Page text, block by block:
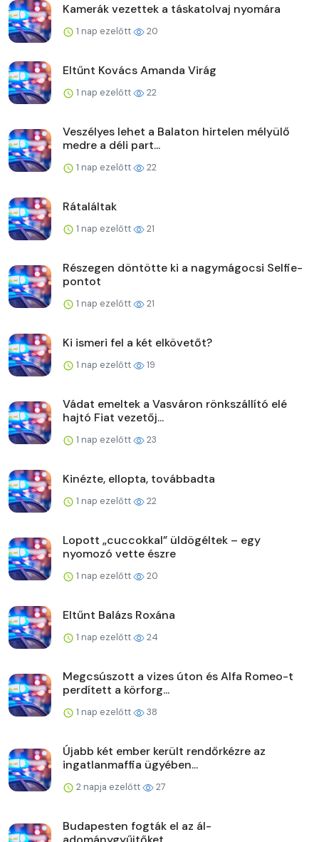
Kamerák vezettek a táskatolvaj nyomára
1 nap ezelőtt 20
Eltűnt Kovács Amanda Virág
1 nap ezelőtt 22
Veszélyes lehet a Balaton hirtelen mélyülő
medre a déli part...
1 nap ezelőtt 22
Rátaláltak
1 nap ezelőtt 21
Részegen döntötte ki a nagymágocsi Selfie-
pontot
1 nap ezelőtt 21
Ki ismeri fel a két elkövetőt?
1 nap ezelőtt 19
Vádat emeltek a Vasváron rönkszállító elé
hajtó Fiat vezetőj...
1 nap ezelőtt 23
Kinézte, ellopta, továbbadta
1 nap ezelőtt 22
Lopott „cuccokkal” üldögéltek – egy
nyomozó vette észre
1 nap ezelőtt 20
Eltűnt Balázs Roxána
1 nap ezelőtt 24
Megcsúszott a vizes úton és Alfa Romeo-t
perdített a körforg...
1 nap ezelőtt 38
Újabb két ember került rendőrkézre az
ingatlanmaffia ügyében...
2 napja ezelőtt 27
Budapesten fogták el az ál-